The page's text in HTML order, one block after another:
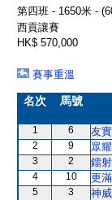
第四班 - 1650米 -
西貢讓賽
HK$ 570,000
賽事重溫
名次 馬號
1 6 友
2 9 眾耀
3 2 鐳
4 10 更
5 3 神